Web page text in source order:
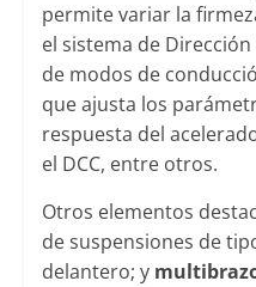
permite variar la
el sistema de
de modos de
que ajusta los
respuesta del
el DCC, entre otros.
Otros elementos
de suspensiones de
delantero; y